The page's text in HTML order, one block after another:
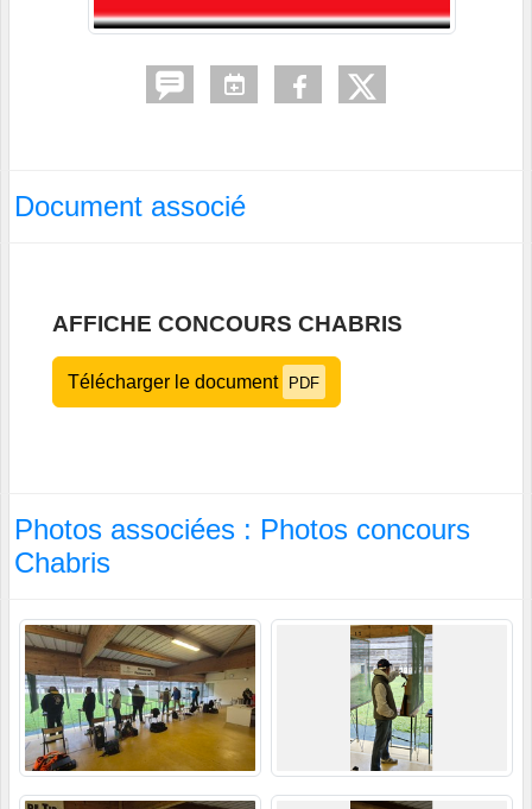
Document associé
AFFICHE CONCOURS CHABRIS
Télécharger le document PDF
Photos associées : Photos concours
Chabris